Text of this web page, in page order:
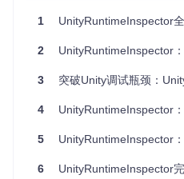
UnityRuntimeInspector提供了
能够在游戏运行时全面掌控场
imeHierarchy组件实现，支持
复杂场景的对象管理变得简单高
层级管理功能的核心优势包括：
实时显示场景中所有活动对
1 UnityRuntimeInspector全解析：
2 UnityRuntimeInspector：
3 突破Unity调试瓶颈：
4 UnityRuntimeInspector：突
5 UnityRuntimeInspector：高
6 UnityRuntimeInspector完全指南